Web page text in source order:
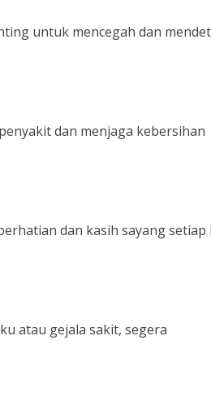
untuk mencegah dan
dan menjaga kebersihan
dan kasih sayang setiap
atau gejala sakit, segera